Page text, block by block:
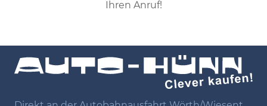
Ihren Anruf!